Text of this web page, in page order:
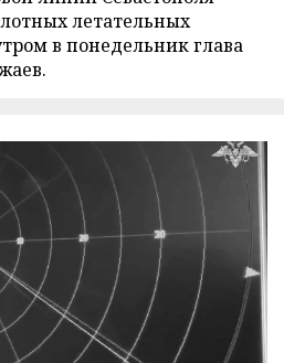
летательных
в понедельник глава